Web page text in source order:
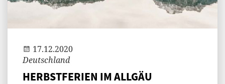
17.12.2020
Deutschland
HERBSTFERIEN IM ALLGÄU